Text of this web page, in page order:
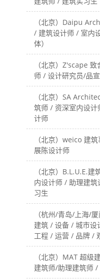
（北京）Daipu
/ 建筑设计师 / 室内
体）
（北京）Z'scape
师 / 设计研究员/品
（北京）SA
筑师 / 资深室内设
计师
（北京）weico 建
展陈设计师
（北京）B.L.U.E.
内设计师 / 助理建
习生
（杭州/青岛/上海/
建筑 / 设备 / 城市
工程 / 运营 / 品牌 /
（北京）MAT 超级
建筑师/助理建筑师